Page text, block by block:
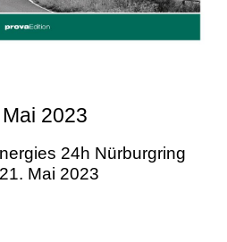
2023
24h Nürburgring
Mai 2023